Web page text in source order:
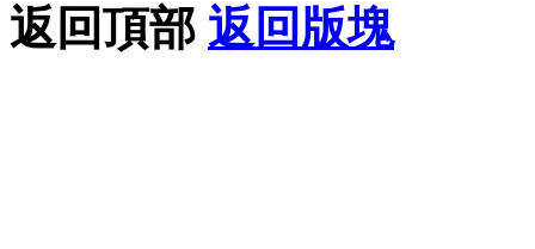
返回頂部 返回版塊